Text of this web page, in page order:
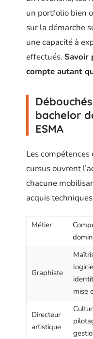
un portfolio bien
sur la démarche
une capacité à
effectués. Savoir
compte autant
bachelor
ESMA
Les
cursus ouvrent
chacune
acquis
Métier
Graphiste
mise
Directeur
artistique